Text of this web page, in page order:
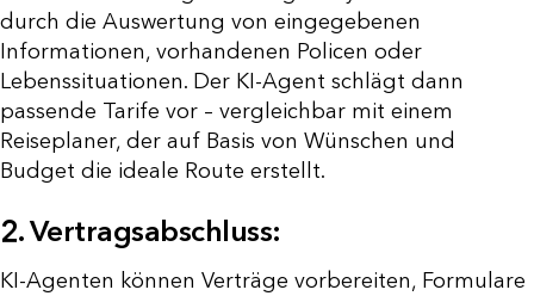
durch die Auswertung von eingegebenen
Informationen, vorhandenen Policen oder
Lebenssituationen. Der KI-Agent schlägt dann
passende Tarife vor – vergleichbar mit einem
Reiseplaner, der auf Basis von Wünschen und
Budget die ideale Route erstellt.
2. Vertragsabschluss:
KI-Agenten können Verträge vorbereiten, Formulare